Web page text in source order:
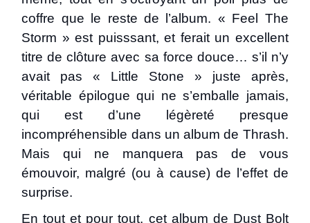
coffre que le reste de l’album. « Feel The
Storm » est puisssant, et ferait un excellent
titre de clôture avec sa force douce… s’il n’y
avait pas « Little Stone » juste après,
véritable épilogue qui ne s’emballe jamais,
qui est d’une légèreté presque
incompréhensible dans un album de Thrash.
Mais qui ne manquera pas de vous
émouvoir, malgré (ou à cause) de l’effet de
surprise.
En tout et pour tout, cet album de Dust Bolt